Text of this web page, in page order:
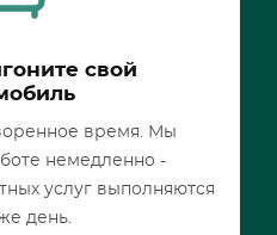
свой
время. Мы
немедленно -
услуг выполняются
день.